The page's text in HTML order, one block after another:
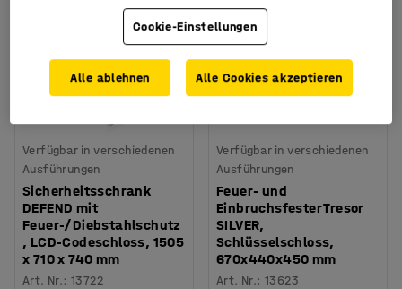
Verfügbar in verschiedenen
Ausführungen
Sicherheitsschrank
DEFEND mit
Feuer-/Diebstahlschutz
, LCD-Codeschloss, 1505
x 710 x 740 mm
Art. Nr.:13722
Verfügbar in verschiedenen
Ausführungen
Feuer- und
Einbruchsfester Tresor
SILVER,
Schlüsselschloss,
670x440x450 mm
Art. Nr.:13623
Cookie-Einstellungen
Alle ablehnen Alle Cookies akzeptieren